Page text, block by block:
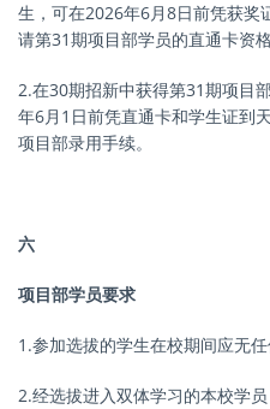
生，可在2026年6月8日前凭获奖
请第31期项目部学员的直通卡资格
2.在30期招新中获得第31期项目
年6月1日前凭直通卡和学生证到
项目部录用手续。
六
项目部学员要求
1.参加选拔的学生在校期间应无任
2.经选拔进入双体学习的本校学